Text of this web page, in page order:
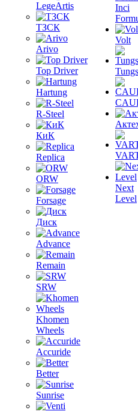
LegeArtis
ТЗСК
Arivo
Top Driver
Hartung
R-Steel
КиК
Replica
ORW
Forsage
Диск
Advance
Remain
SRW
Khomen
Wheels
Accuride
Better
Sunrise
Inci
Volt
Next
Level